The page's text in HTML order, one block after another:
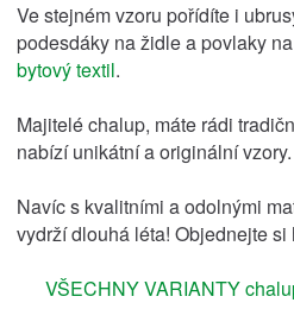
Ve stejném vzoru pořídíte i
podesdáky na židle a povlaky
bytový textil.
Majitelé chalup, máte rádi
nabízí unikátní a originální vzory.
Navíc s kvalitními a odolnými
vydrží dlouhá léta! Objednejte
VŠECHNY VARIANTY